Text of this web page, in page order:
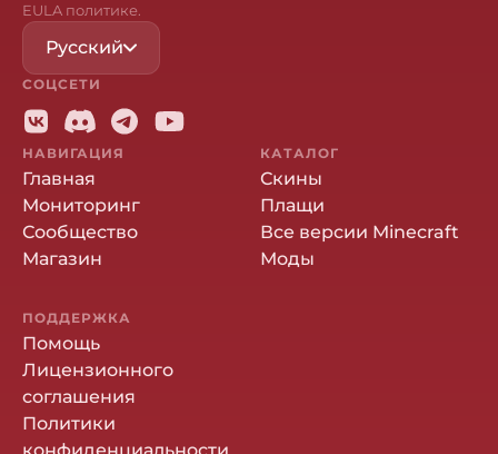
EULA политике.
Русский
СОЦСЕТИ
НАВИГАЦИЯ
Главная
Мониторинг
Сообщество
Магазин
КАТАЛОГ
Скины
Плащи
Все версии Minecraft
Моды
ПОДДЕРЖКА
Помощь
Лицензионного
соглашения
Политики